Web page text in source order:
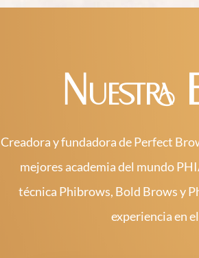
Nuestra
Creadora y fundadora de Perfect
mejores academia del mundo
técnica Phibrows, Bold Brows y
experiencia en